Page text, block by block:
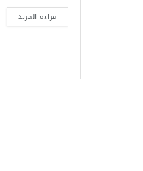
قراءة المزيد